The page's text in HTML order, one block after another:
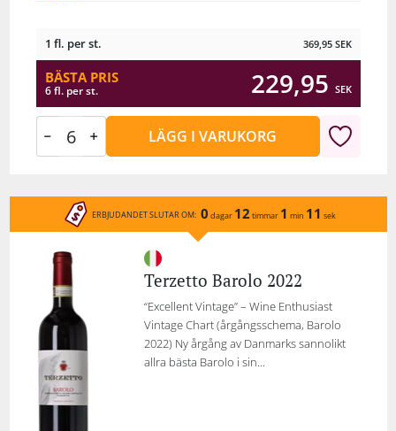
1 fl. per st. 369,95 SEK
BÄSTA PRIS
6 fl. per st. 229,95 SEK
LÄGG I VARUKORG
ERBJUDANDET SLUTAR OM: 0 dagar 12 timmar 1 min 11 sek
Terzetto Barolo 2022
“Excellent Vintage” – Wine Enthusiast
Vintage Chart (årgångsschema, Barolo
2022) Ny årgång av Danmarks sannolikt
allra bästa Barolo i sin...